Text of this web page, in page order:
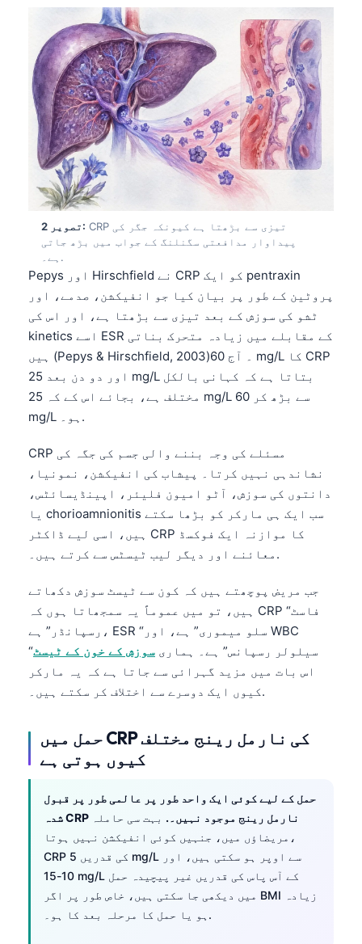
تصویر 2: CRP تیزی سے بڑھتا ہے کیونکہ جگر کی
پیداوار مدافعتی سگنلنگ کے جواب میں بڑھ جاتی
ہے۔.
Pepys اور Hirschfield نے CRP کو ایک pentraxin
پروٹین کے طور پر بیان کیا جو انفیکشن، صدمے، اور
ٹشو کی سوزش کے بعد تیزی سے بڑھتا ہے، اور اس کی
kinetics اسے ESR کے مقابلے میں زیادہ متحرک بناتی
ہیں (Pepys & Hirschfield, 2003)۔ آج 60 mg/L کا CRP
اور دو دن بعد 25 mg/L بتاتا ہے کہ کہانی بالکل
مختلف ہے، بجائے اس کے کہ 25 mg/L سے بڑھ کر 60
mg/L ہو۔.
CRP مسئلے کی وجہ بننے والی جسم کی جگہ کی
نشاندہی نہیں کرتا۔ پیشاب کی انفیکشن، نمونیا،
دانتوں کی سوزش، آٹو امیون فلیئر، اپینڈیسائٹس،
یا chorioamnionitis سب ایک ہی مارکر کو بڑھا سکتے
ہیں، اسی لیے ڈاکٹر CRP کا موازنہ ایک فوکسڈ
معائنے اور دیگر لیب ٹیسٹس سے کرتے ہیں۔.
جب مریض پوچھتے ہیں کہ کون سے ٹیسٹ سوزش دکھاتے
ہیں، تو میں عموماً یہ سمجھاتا ہوں کہ CRP “فاسٹ
رسپانڈر” ہے، ESR “سلو میموری” ہے، اور WBC
“سیلولر رسپانس” ہے۔ ہماری سوزش کے خون کے ٹیسٹ
اس بات میں مزید گہرائی سے جاتا ہے کہ یہ مارکر
کیوں ایک دوسرے سے اختلاف کر سکتے ہیں۔.
حمل میں CRP کی نارمل رینج مختلف
کیوں ہوتی ہے
حمل کے لیے کوئی ایک واحد طور پر عالمی طور پر قبول
شدہ CRP نارمل رینج موجود نہیں۔. بہت سی حاملہ
مریضاؤں میں، جنہیں کوئی انفیکشن نہیں ہوتا،
CRP کی قدریں 5 mg/L سے اوپر ہو سکتی ہیں، اور
10-15 mg/L کے آس پاس کی قدریں غیر پیچیدہ حمل
میں دیکھی جا سکتی ہیں، خاص طور پر اگر BMI زیادہ
ہو یا حمل کا مرحلہ بعد کا ہو۔.